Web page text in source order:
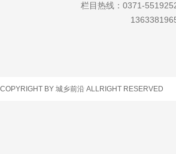
栏目热线：0371-
COPYRIGHT BY 城乡前沿 ALLRIGHT RESERVED